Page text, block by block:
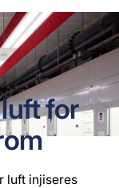
for
luft injiseres